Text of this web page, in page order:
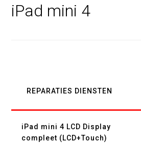
iPad mini 4
REPARATIES DIENSTEN
iPad mini 4 LCD Display
compleet (LCD+Touch)